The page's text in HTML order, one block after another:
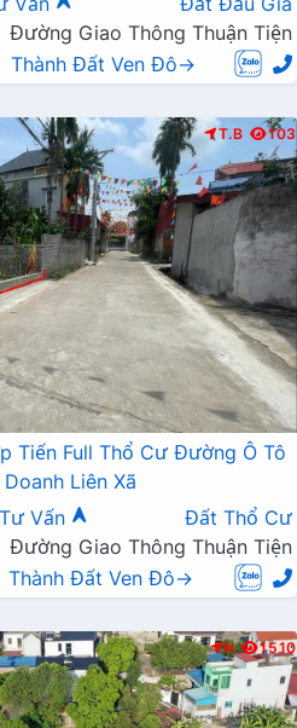
Đường Giao Thông Thuận Tiện
Thành Đất Ven Đô→
T.B 103
Tiến Full Thổ Cư Đường Ô Tô
Liên Xã
Tư Vấn
Đất Thổ Cư
Đường Giao Thông Thuận Tiện
Thành Đất Ven Đô→
N 1510